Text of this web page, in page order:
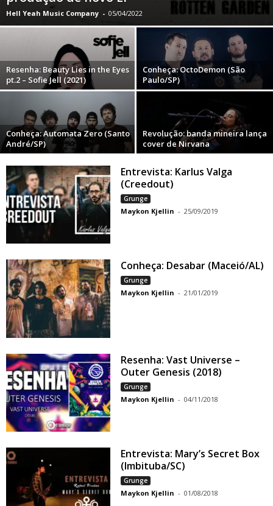
Hell Yeah Music Company - 05/04/2022
Resenha: Beauty Lies in the Eyes
pt.2 – Sofie Jell (2021)
Conheça: OctoDemon (São
Paulo/SP)
Conheça: Automata Zero (Santo
André/SP)
Revolução: banda mineira lança
cover de Nirvana
Entrevista: Karlus Valga
(Creedout)
Grunge
Maykon Kjellin - 25/09/2019
Conheça: Desabar (Maceió/AL)
Grunge
Maykon Kjellin - 21/01/2019
Resenha: Vast Universe –
Outer Genesis (2018)
Grunge
Maykon Kjellin - 04/11/2018
Entrevista: Mary’s Secret Box
(Imbituba/SC)
Grunge
Maykon Kjellin - 01/08/2018